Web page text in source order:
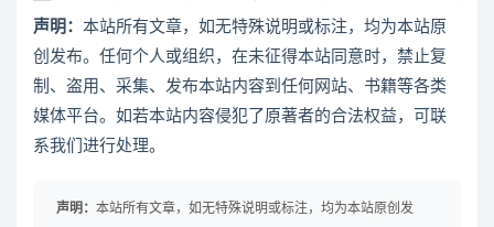
声明： 本站所有文章，如无特殊说明或标注，均为本站原
创发布。任何个人或组织，在未征得本站同意时，禁止复
制、盗用、采集、发布本站内容到任何网站、书籍等各类
媒体平台。如若本站内容侵犯了原著者的合法权益，可联
系我们进行处理。
声明： 本站所有文章，如无特殊说明或标注，均为本站原创发